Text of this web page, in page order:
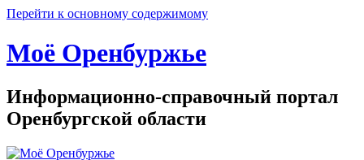
Перейти к основному содержимому
Моё Оренбуржье
Информационно-справочный портал
Оренбургской области